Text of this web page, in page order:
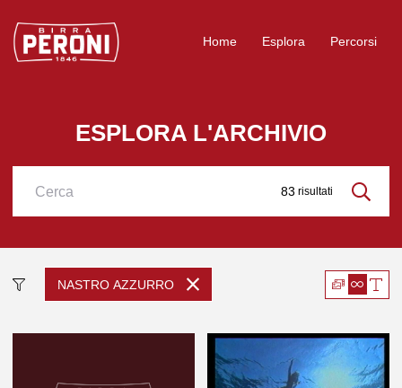
Logo Birra Peroni
Home Esplora Percorsi
ESPLORA L'ARCHIVIO
83 risultati
Cerca
NASTRO AZZURRO